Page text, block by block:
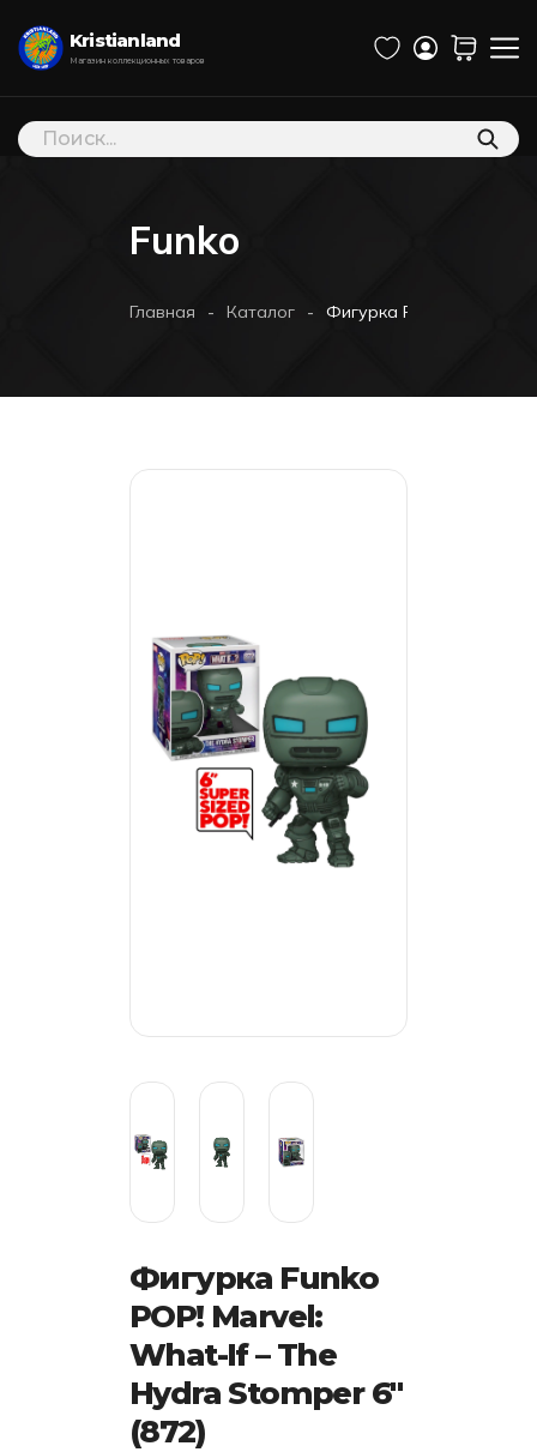
Kristianland
Магазин коллекционных товаров
Поиск
товаров
Funko
Главная - Каталог - Фигурка Funko POP!
Фигурка Funko
POP! Marvel:
What-If – The
Hydra Stomper 6″
(872)